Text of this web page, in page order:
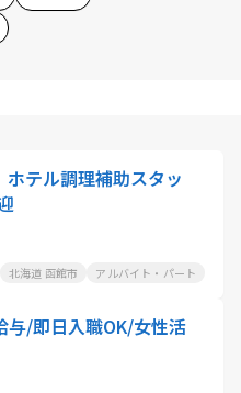
ホテル調理補助スタッ
北海道 函館市 アルバイト・パート
/即日入職OK/女性活